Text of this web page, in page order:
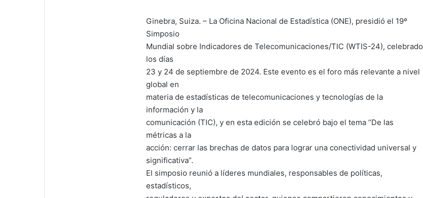
Ginebra, Suiza. – La Oficina Nacional de Estadística (ONE), presidió el 19º
Simposio
Mundial sobre Indicadores de Telecomunicaciones/TIC (WTIS-24), celebrado
los días
23 y 24 de septiembre de 2024. Este evento es el foro más relevante a nivel
global en
materia de estadísticas de telecomunicaciones y tecnologías de la
información y la
comunicación (TIC), y en esta edición se celebró bajo el tema “De las
métricas a la
acción: cerrar las brechas de datos para lograr una conectividad universal y
significativa”.
El simposio reunió a líderes mundiales, responsables de políticas,
estadísticos,